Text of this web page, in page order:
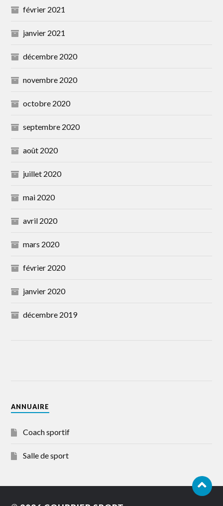
février 2021
janvier 2021
décembre 2020
novembre 2020
octobre 2020
septembre 2020
août 2020
juillet 2020
mai 2020
avril 2020
mars 2020
février 2020
janvier 2020
décembre 2019
ANNUAIRE
Coach sportif
Salle de sport